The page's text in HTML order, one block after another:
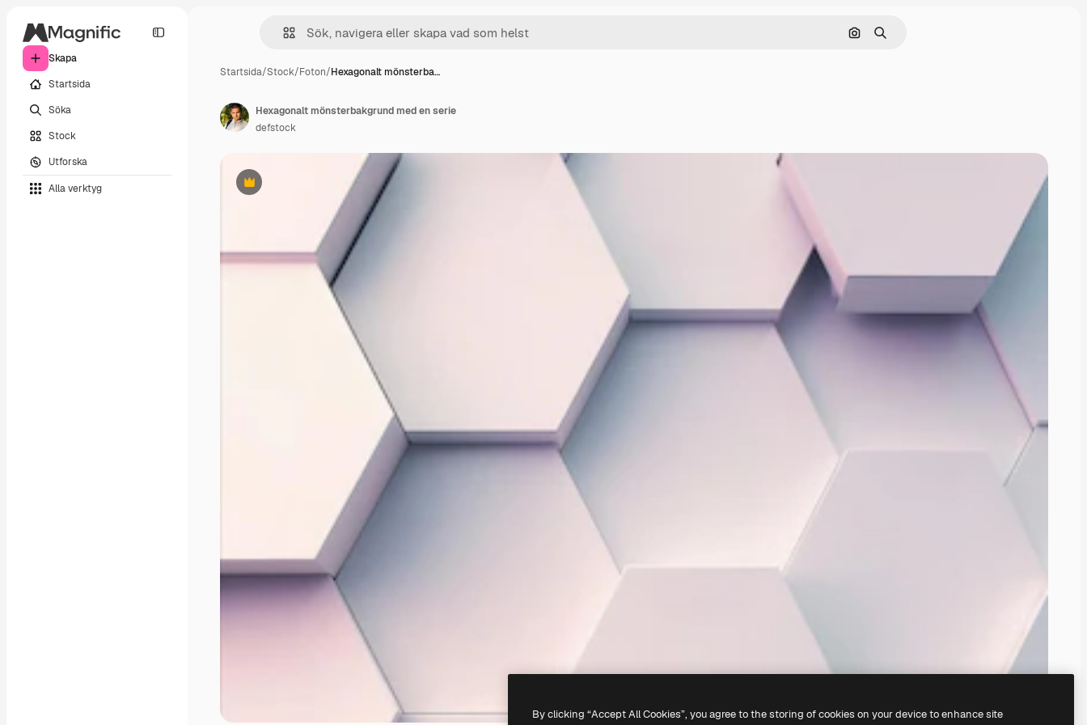
Skapa
Startsida
Söka
Stock
Utforska
Alla verktyg
Sök efter bild
Söka
Startsida/Stock/Foton/Hexagonalt mönsterba…
Premie
Hexagonalt mönsterbakgrund med en serie
defstock
By clicking “Accept All Cookies”, you agree to the storing of cookies on your device to enhance site